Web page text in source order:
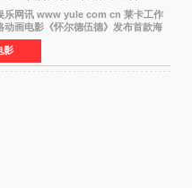
网讯 www yule com cn 莱卡工作
动画电影《怀尔德伍德》发布首款海
找回弟弟走入黑暗、宏大的林中魔法
关于勇气与亲情的奇幻冒险即将展
由特
影